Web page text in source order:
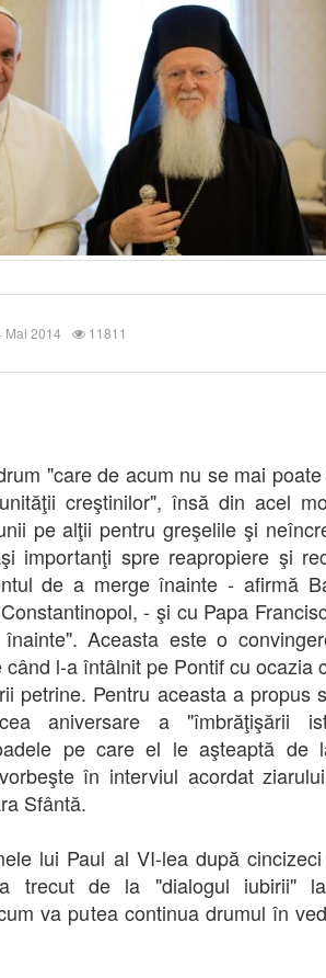
Mai 2014 11811
"care de acum nu se mai
creştinilor", însă din acel
pe alţii pentru greşelile şi
importanţi spre reapropiere şi
de a merge înainte - afirmă
- şi cu Papa
Aceasta este o
l-a întâlnit pe Pontif cu ocazia
petrine. Pentru aceasta a propus
aniversare a "îmbrăţişării
pe care el le aşteaptă de
în interviul acordat
Sfântă.
lui Paul al VI-lea după
trecut de la "dialogul iubirii"
va putea continua drumul în